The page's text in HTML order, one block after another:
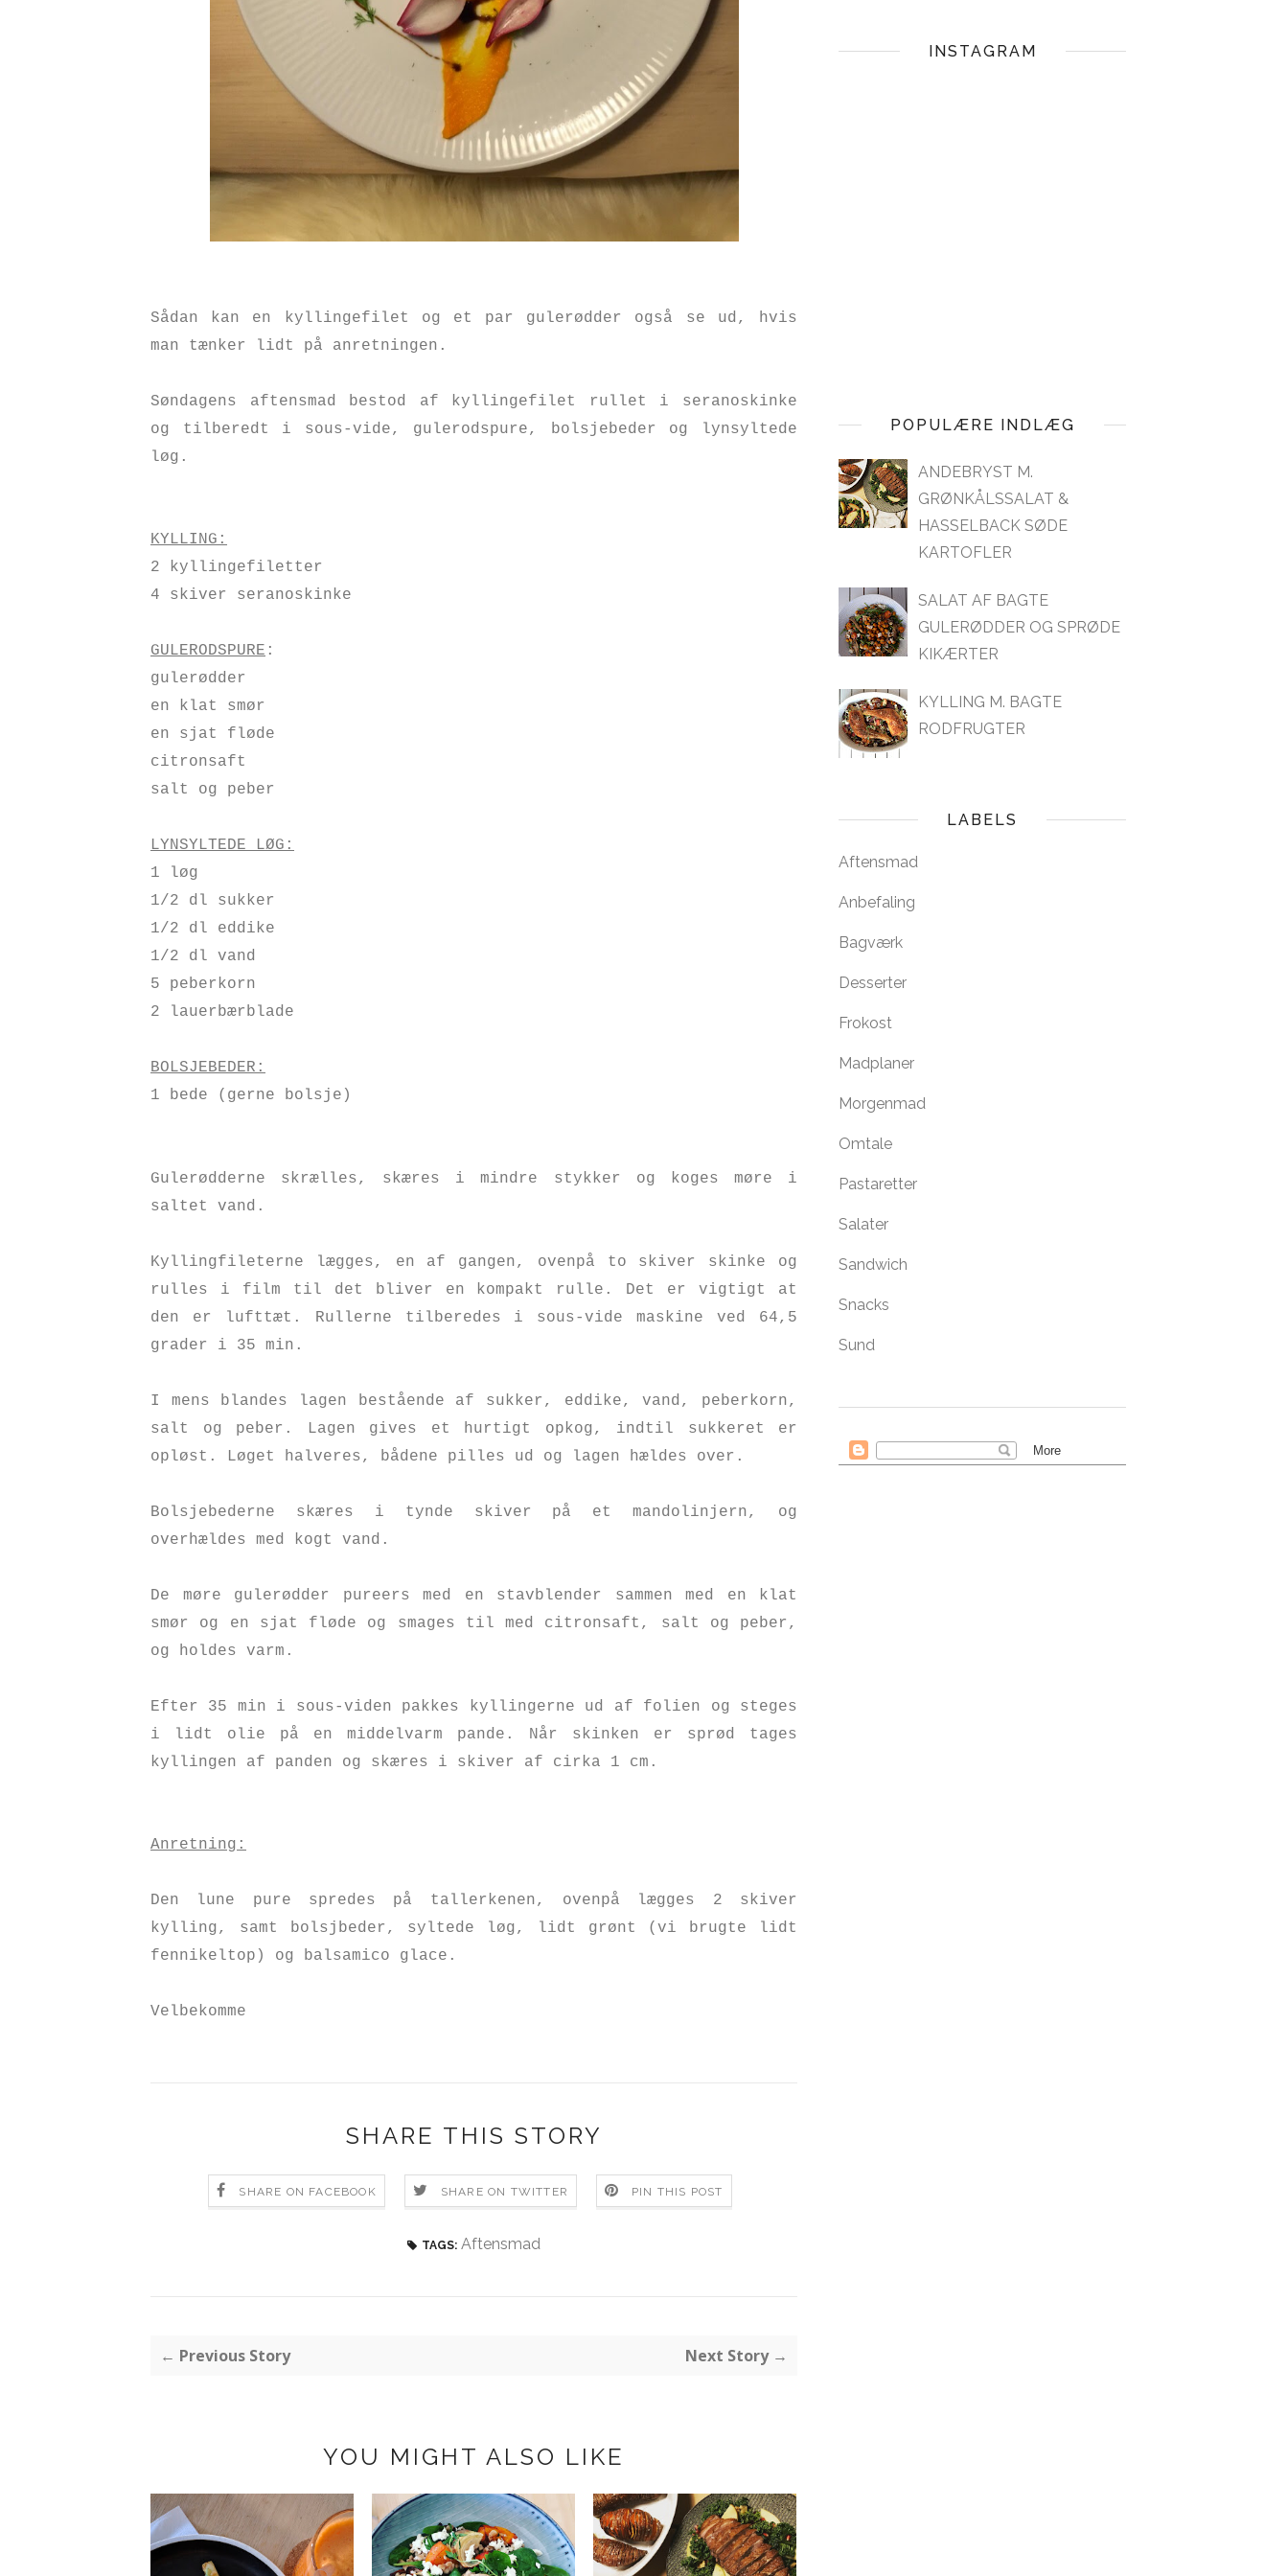
Sådan kan en kyllingefilet og et par gulerødder også se ud, hvis
man tænker lidt på anretningen.
Søndagens aftensmad bestod af kyllingefilet rullet i seranoskinke
og tilberedt i sous-vide, gulerodspure, bolsjebeder og lynsyltede
løg.
KYLLING:
2 kyllingefiletter
4 skiver seranoskinke
GULERODSPURE :
gulerødder
en klat smør
en sjat fløde
citronsaft
salt og peber
LYNSYLTEDE LØG:
1 løg
1/2 dl sukker
1/2 dl eddike
1/2 dl vand
5 peberkorn
2 lauerbærblade
BOLSJEBEDER:
1 bede (gerne bolsje)
Gulerødderne skrælles, skæres i mindre stykker og koges møre i
saltet vand.
Kyllingfileterne lægges, en af gangen, ovenpå to skiver skinke og
rulles i film til det bliver en kompakt rulle. Det er vigtigt at
den er lufttæt. Rullerne tilberedes i sous-vide maskine ved 64,5
grader i 35 min.
I mens blandes lagen bestående af sukker, eddike, vand, peberkorn,
salt og peber. Lagen gives et hurtigt opkog, indtil sukkeret er
opløst. Løget
halveres, bådene pilles ud og lagen hældes over.
Bolsjebederne skæres i tynde skiver på et mandolinjern, og
overhældes med kogt vand.
De møre gulerødder pureers med en stavblender sammen med en klat
smør og en sjat fløde og smages til med citronsaft, salt og peber,
og holdes varm.
Efter 35 min i sous-viden pakkes kyllingerne ud af folien og steges
i lidt olie på en middelvarm pande. Når skinken er sprød tages
kyllingen af panden og skæres i skiver af cirka 1 cm.
Anretning:
Den lune pure spredes på tallerkenen, ovenpå lægges 2 skiver
kylling, samt bolsjbeder, syltede løg, lidt grønt (vi brugte lidt
fennikeltop) og balsamico glace.
Velbekomme
SHARE THIS STORY
SHARE ON FACEBOOK SHARE ON TWITTER PIN THIS POST
TAGS: Aftensmad
← Previous Story Next Story →
YOU MIGHT ALSO LIKE
INSTAGRAM
POPULÆRE INDLÆG
ANDEBRYST M.
GRØNKÅLSSALAT &
HASSELBACK SØDE
KARTOFLER
SALAT AF BAGTE
GULERØDDER OG SPRØDE
KIKÆRTER
KYLLING M. BAGTE
RODFRUGTER
LABELS
Aftensmad
Anbefaling
Bagværk
Desserter
Frokost
Madplaner
Morgenmad
Omtale
Pastaretter
Salater
Sandwich
Snacks
Sund